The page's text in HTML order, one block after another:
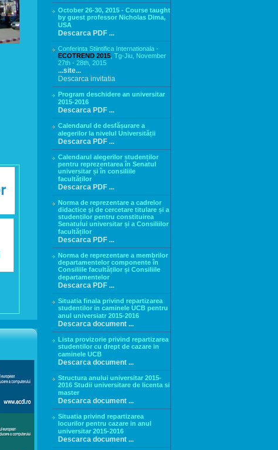
October 26-30, 2015 - Course taught
by guest professor Nicholas Dima,
USA
Descarca PDF ...
Conferinta Stiintifica Internationala -
ECOTREND 2015, Tg-Jiu, November
27th - 28th, 2015
...site...
Descarca invitatia
Program deschidere an universitar
2015-2016
Descarca PDF ...
Calendarul de desfășurare a
alegerilor la nivelul Universității
Descarca PDF ...
Calendarul alegerilor studenților
pentru reprezentarea în Senatul
universitar și în consiliile
facultăților
Descarca PDF ...
Norma de reprezentare a cadrelor
didactice şi de cercetare titulare și a
studenților pentru constituirea
Senatului universitar și a Consiliilor
facultăților
Descarca PDF ...
Norma de reprezentare a membrilor
departamentelor componente în
Consiliile facultăților și Consiliile
departamentelor
Descarca PDF ...
Situatia finala privind repartizarea
studentilor in caminele UCB pentru
anul universiatr 2015-2016
Descarca document ...
Lista provizorie privind repartizarea
studentilor cu drept de cazare in
caminele UCB
Descarca document ...
Structura anului universitar 2015-
2016 Studii universitare de licenta si
master
Descarca document ...
Situatia privind repartizarea
locurilor pentru cazare in anul
universitar 2015-2016
Descarca document ...